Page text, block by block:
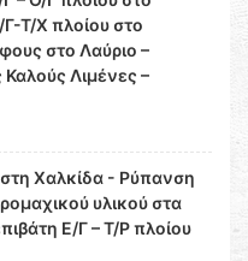
Γ-Τ/Χ πλοίου στο
στο Λαύριο –
Λιμένες –
Χαλκίδα - Ρύπανση
υλικού στα
Ε/Γ – Τ/Ρ πλοίου